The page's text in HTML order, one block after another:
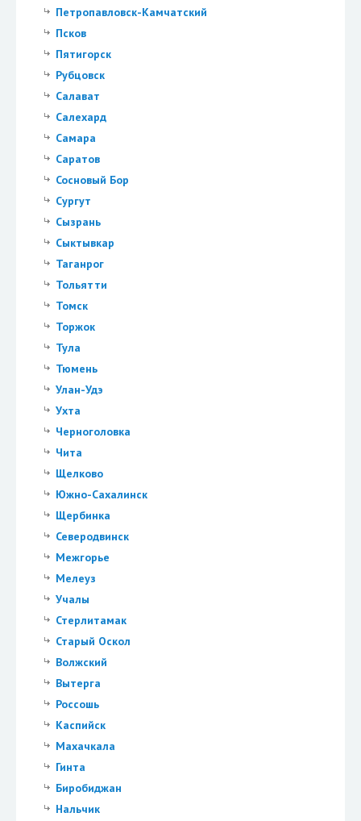
Петропавловск-Камчатский
Псков
Пятигорск
Рубцовск
Салават
Салехард
Самара
Саратов
Сосновый Бор
Сургут
Сызрань
Сыктывкар
Таганрог
Тольятти
Томск
Торжок
Тула
Тюмень
Улан-Удэ
Ухта
Черноголовка
Чита
Щелково
Южно-Сахалинск
Щербинка
Северодвинск
Межгорье
Мелеуз
Учалы
Стерлитамак
Старый Оскол
Волжский
Вытерга
Россошь
Каспийск
Махачкала
Гинта
Биробиджан
Нальчик